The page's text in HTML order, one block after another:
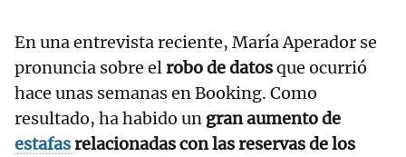
En una entrevista reciente, María Aperador se
pronuncia sobre elrobo de datosque ocurrió
hace unas semanas en Booking. Como
resultado, ha habido un gran aumento de
estafasrelacionadas con las reservas de los